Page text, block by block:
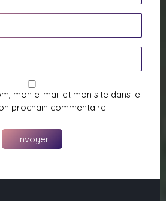
mon e-mail et mon site dans le
prochain commentaire.